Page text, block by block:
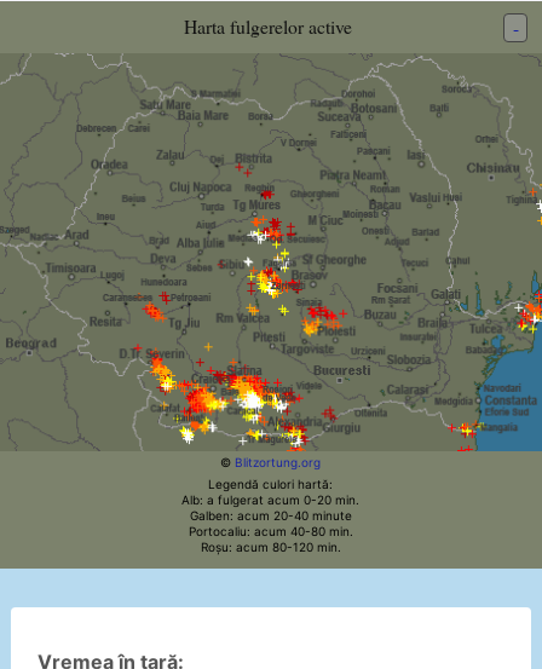
Harta fulgerelor active -
© Blitzortung.org
Legendă culori hartă:
Alb: a fulgerat acum 0-20 min.
Galben: acum 20-40 minute
Portocaliu: acum 40-80 min.
Roșu: acum 80-120 min.
Vremea în țară: